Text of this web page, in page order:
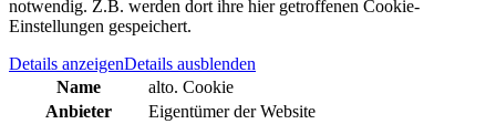
notwendig. Z.B. werden dort ihre hier getroffenen Cookie-
Einstellungen gespeichert.
Details anzeigenDetails ausblenden
Name
alto. Cookie
Anbieter
Eigentümer der Website